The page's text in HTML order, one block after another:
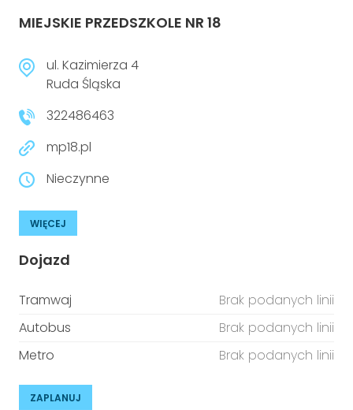
MIEJSKIE PRZEDSZKOLE NR 18
ul. Kazimierza 4
Ruda Śląska
322486463
mp18.pl
Nieczynne
WIĘCEJ
Dojazd
Tramwaj
Brak podanych linii
Autobus
Brak podanych linii
Metro
Brak podanych linii
ZAPLANUJ